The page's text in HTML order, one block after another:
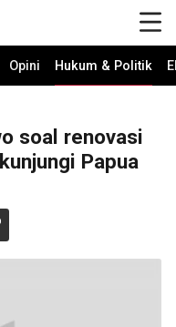
Opini Hukum & Politik
soal renovasi
Papua